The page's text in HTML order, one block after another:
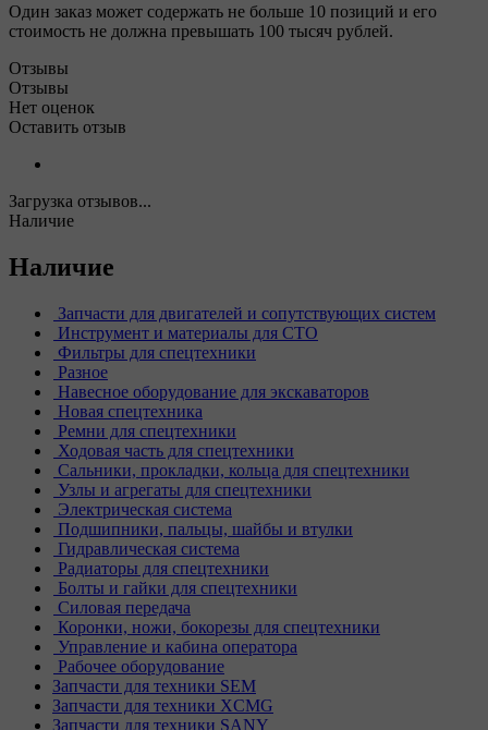
Один заказ может содержать не больше 10 позиций и его
стоимость не должна превышать 100 тысяч рублей.
Отзывы
Отзывы
Нет оценок
Оставить отзыв
Загрузка отзывов...
Наличие
Наличие
Запчасти для двигателей и сопутствующих систем
Инструмент и материалы для СТО
Фильтры для спецтехники
Разное
Навесное оборудование для экскаваторов
Новая спецтехника
Ремни для спецтехники
Ходовая часть для спецтехники
Сальники, прокладки, кольца для спецтехники
Узлы и агрегаты для спецтехники
Электрическая система
Подшипники, пальцы, шайбы и втулки
Гидравлическая система
Радиаторы для спецтехники
Болты и гайки для спецтехники
Силовая передача
Коронки, ножи, бокорезы для спецтехники
Управление и кабина оператора
Рабочее оборудование
Запчасти для техники SEM
Запчасти для техники XCMG
Запчасти для техники SANY